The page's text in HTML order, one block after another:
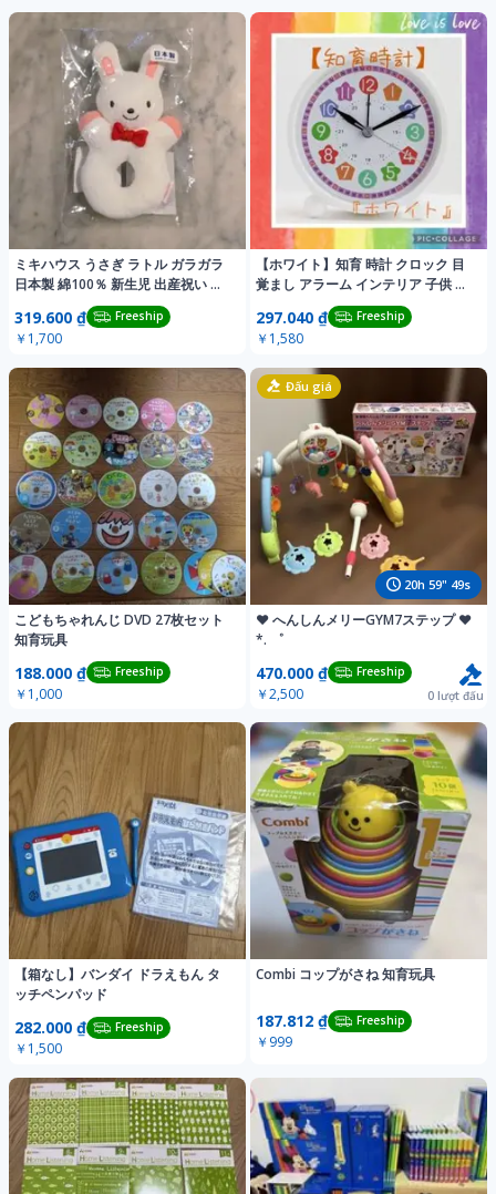
ミキハウス うさぎ ラトル ガラガラ
日本製 綿100％ 新生児 出産祝い 新
319.600 ₫ Freeship
￥1,700
【ホワイト】知育 時計 クロック 目
覚まし アラーム インテリア 子供 ア
297.040 ₫ Freeship
￥1,580
こどもちゃれんじ DVD 27枚セット
知育玩具
188.000 ₫ Freeship
￥1,000
20h 59" 46s
Đấu giá
*. ゜
470.000 ₫ Freeship
￥2,500 0 lượt đấu
【箱なし】バンダイ ドラえもん タ
ッチペンパッド
282.000 ₫ Freeship
￥1,500
Combi コップがさね 知育玩具
187.812 ₫ Freeship
￥999